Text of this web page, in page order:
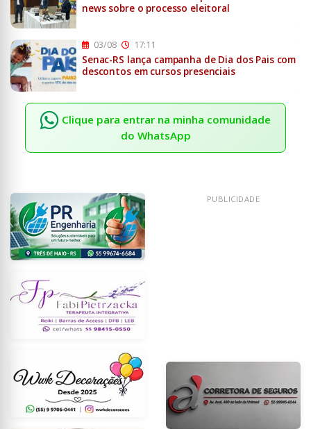
news sobre o processo eleitoral
03/08 17:11
Senac-RS lança campanha de Dia dos Pais com
descontos em cursos presenciais
Clique para entrar na minha comunidade
do WhatsApp